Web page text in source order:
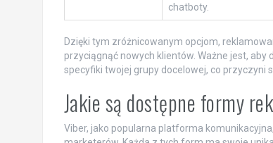
chatboty.
Dzięki tym zróżnicowanym opcjom,
przyciągnąć nowych klientów. Ważne jest,
specyfiki twojej grupy docelowej, co przyczyni
Jakie są dostępne formy
Viber, jako popularna platforma